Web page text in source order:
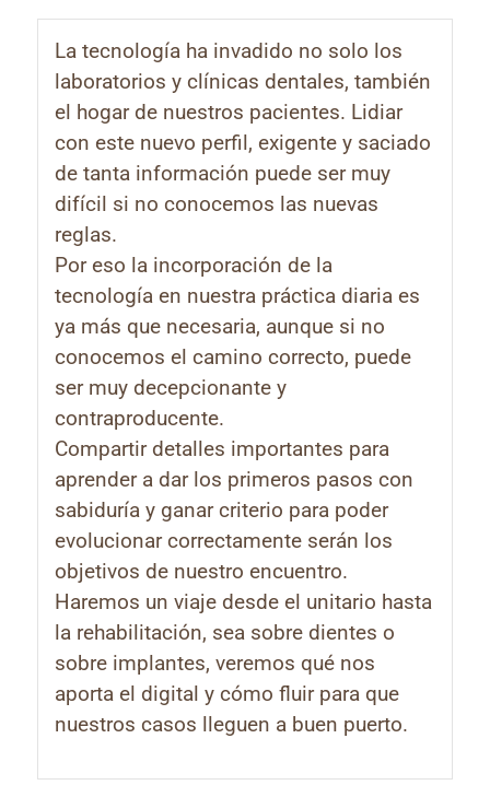
La tecnología ha invadido no solo los
laboratorios y clínicas dentales, también
el hogar de nuestros pacientes. Lidiar
con este nuevo perfil, exigente y saciado
de tanta información puede ser muy
difícil si no conocemos las nuevas
reglas.
Por eso la incorporación de la
tecnología en nuestra práctica diaria es
ya más que necesaria, aunque si no
conocemos el camino correcto, puede
ser muy decepcionante y
contraproducente.
Compartir detalles importantes para
aprender a dar los primeros pasos con
sabiduría y ganar criterio para poder
evolucionar correctamente serán los
objetivos de nuestro encuentro.
Haremos un viaje desde el unitario hasta
la rehabilitación, sea sobre dientes o
sobre implantes, veremos qué nos
aporta el digital y cómo fluir para que
nuestros casos lleguen a buen puerto.